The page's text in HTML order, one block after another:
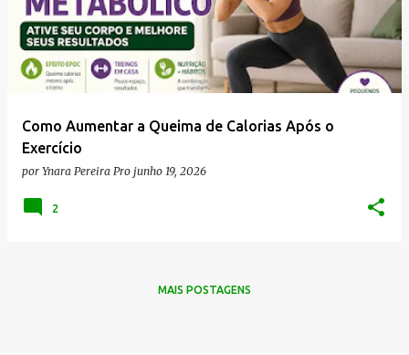
Como Aumentar a Queima de Calorias Após o
Exercício
por Ynara Pereira Pro junho 19, 2026
2
MAIS POSTAGENS